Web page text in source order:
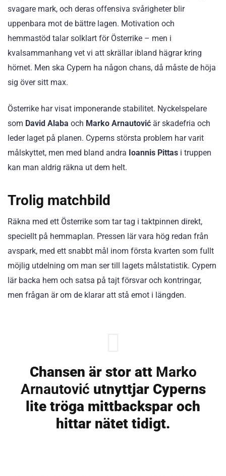
svagare mark, och deras offensiva svårigheter blir
uppenbara mot de bättre lagen. Motivation och
hemmastöd talar solklart för Österrike – men i
kvalsammanhang vet vi att skrällar ibland hägrar kring
hörnet. Men ska Cypern ha någon chans, då måste de höja
sig över sitt max.
Österrike har visat imponerande stabilitet. Nyckelspelare
som David Alaba och Marko Arnautović är skadefria och
leder laget på planen. Cyperns största problem har varit
målskyttet, men med bland andra Ioannis Pittas i truppen
kan man aldrig räkna ut dem helt.
Trolig matchbild
Räkna med ett Österrike som tar tag i taktpinnen direkt,
speciellt på hemmaplan. Pressen lär vara hög redan från
avspark, med ett snabbt mål inom första kvarten som fullt
möjlig utdelning om man ser till lagets målstatistik. Cypern
lär backa hem och satsa på tajt försvar och kontringar,
men frågan är om de klarar att stå emot i längden.
Chansen är stor att Marko
Arnautović utnyttjar Cyperns
lite tröga mittbackspar och
hittar nätet tidigt.